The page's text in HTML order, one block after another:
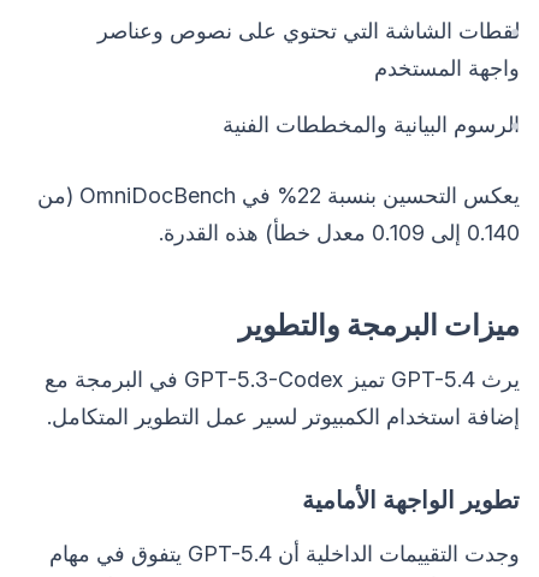
لقطات الشاشة التي تحتوي على نصوص وعناصر
واجهة المستخدم
الرسوم البيانية والمخططات الفنية
يعكس التحسين بنسبة 22% في OmniDocBench (من
0.140 إلى 0.109 معدل خطأ) هذه القدرة.
ميزات البرمجة والتطوير
يرث GPT-5.4 تميز GPT-5.3-Codex في البرمجة مع
إضافة استخدام الكمبيوتر لسير عمل التطوير المتكامل.
تطوير الواجهة الأمامية
وجدت التقييمات الداخلية أن GPT-5.4 يتفوق في مهام